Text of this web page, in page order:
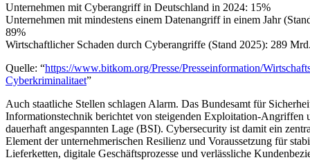
Unternehmen mit Cyberangriff in Deutschland in 2024: 15%
Unternehmen mit mindestens einem Datenangriff in einem Jahr
89%
Wirtschaftlicher Schaden durch Cyberangriffe (Stand 2025): 289
Quelle: “https://www.bitkom.org/Presse/Presseinformation/
Cyberkriminalitaet”
Auch staatliche Stellen schlagen Alarm. Das Bundesamt für
Informationstechnik berichtet von steigenden Exploitation-Angriffen
dauerhaft angespannten Lage (BSI). Cybersecurity ist damit ein
Element der unternehmerischen Resilienz und Voraussetzung für
Lieferketten, digitale Geschäftsprozesse und verlässliche